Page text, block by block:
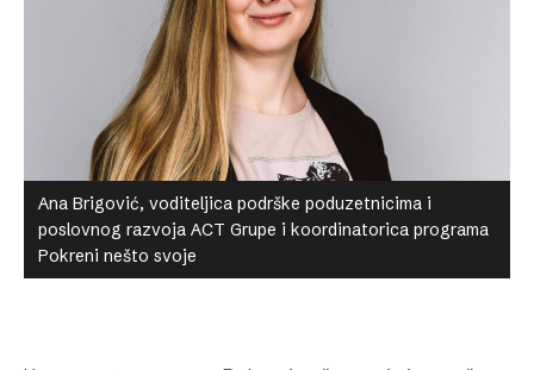
Ana Brigović, voditeljica podrške poduzetnicima i
poslovnog razvoja ACT Grupe i koordinatorica programa
Pokreni nešto svoje